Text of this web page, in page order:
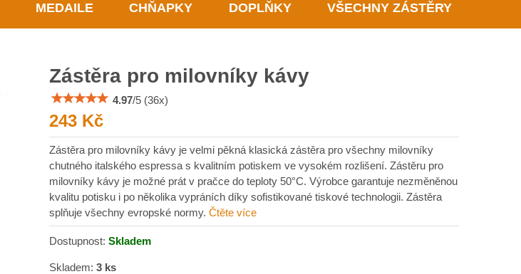
MEDAILE CHŇAPKY DOPLŇKY VŠECHNY ZÁSTĚRY
Zástěra pro milovníky kávy
4.97/5 (36x)
243 Kč
Zástěra pro milovníky kávy je velmi pěkná klasická zástěra pro všechny milovníky
chutného italského espressa s kvalitním potiskem ve vysokém rozlišení. Zástěru pro
milovníky kávy je možné prát v pračce do teploty 50°C. Výrobce garantuje nezměněnou
kvalitu potisku i po několika vypráních díky sofistikované tiskové technologii. Zástěra
splňuje všechny evropské normy. Čtěte více
Dostupnost: Skladem
Skladem: 3 ks